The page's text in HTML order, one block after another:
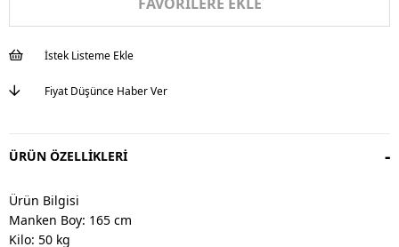
İstek Listeme Ekle
Fiyat Düşünce Haber Ver
ÜRÜN ÖZELLIKLERI
Ürün Bilgisi
Manken Boy: 165 cm
Kilo: 50 kg